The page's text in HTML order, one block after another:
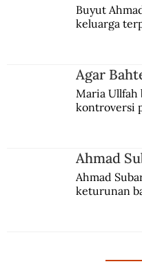
Buyut
keluarga
Agar
Maria Ullfah
kontroversi
Ahmad
Ahmad
keturunan